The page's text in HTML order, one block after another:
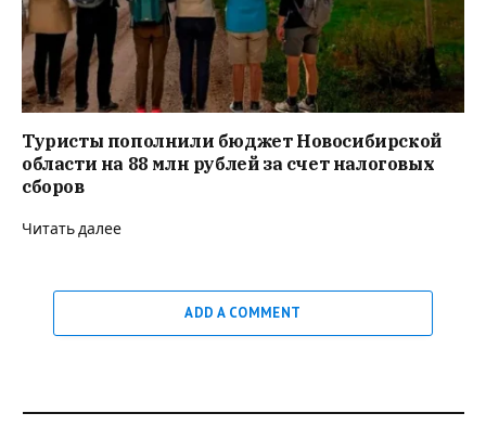
Туристы пополнили бюджет Новосибирской
области на 88 млн рублей за счет налоговых
сборов
Читать далее
ADD A COMMENT